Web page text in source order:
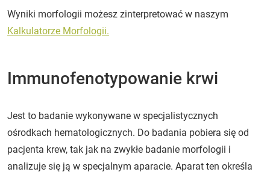
Wyniki morfologii możesz zinterpretować w naszym
Kalkulatorze Morfologii.
Immunofenotypowanie krwi
Jest to badanie wykonywane w specjalistycznych
ośrodkach hematologicznych. Do badania pobiera się od
pacjenta krew, tak jak na zwykłe badanie morfologii i
analizuje się ją w specjalnym aparacie. Aparat ten określa